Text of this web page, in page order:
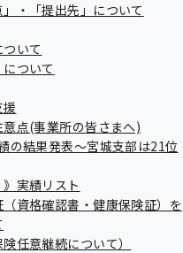
・「提出先」について
いて
ついて
意点(事業所の皆さまへ)
の結果発表～宮城支部は21位
実績リスト
資格確認書・健康保険証）を
任意継続について）
項目
者ID（個人を判別できな